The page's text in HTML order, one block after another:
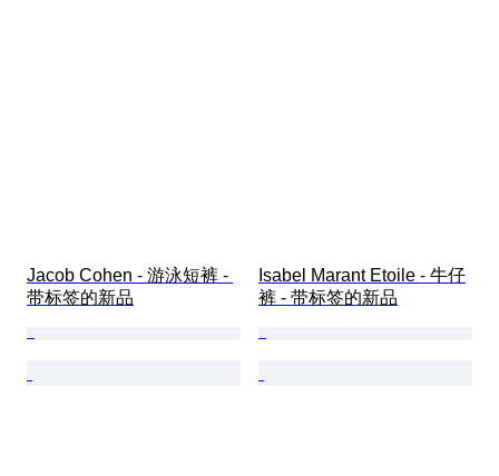
Jacob Cohen - 游泳短裤 -
带标签的新品
Isabel Marant Etoile - 牛仔
裤 - 带标签的新品